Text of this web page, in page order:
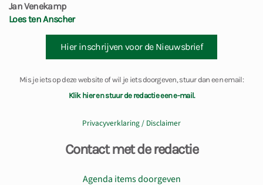
Jan Venekamp
Loes ten Anscher
Hier inschrijven voor de Nieuwsbrief
Mis je iets op deze website of wil je iets doorgeven, stuur dan een email:
Klik hier en stuur de redactie een e-mail.
Privacyverklaring / Disclaimer
Contact met de redactie
Agenda items doorgeven